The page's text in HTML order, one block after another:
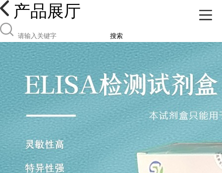
产品展厅
搜索